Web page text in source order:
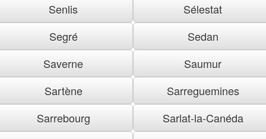
Senlis
Sélestat
Segré
Sedan
Saverne
Saumur
Sartène
Sarreguemines
Sarrebourg
Sarlat-la-Canéda